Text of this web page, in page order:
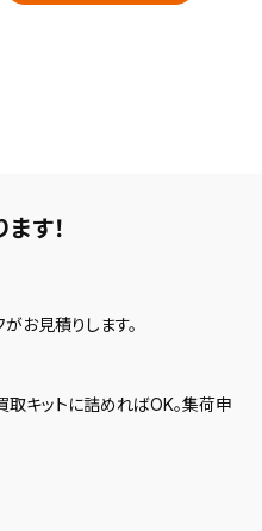
す！
お見積りします。
キットに詰めればOK。集荷申